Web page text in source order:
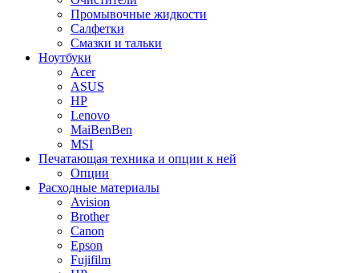
Промывочные жидкости
Салфетки
Смазки и тальки
Ноутбуки
Acer
ASUS
HP
Lenovo
MaiBenBen
MSI
Печатающая техника и опции к ней
Опции
Расходные материалы
Avision
Brother
Canon
Epson
Fujifilm